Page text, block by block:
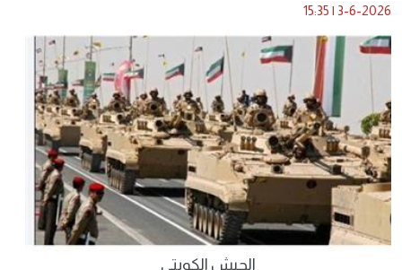
3-6-2026
|
15:35
الجيش الكويتي